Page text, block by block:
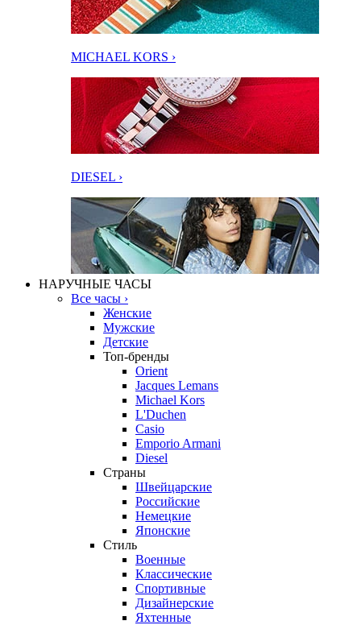
MICHAEL KORS ›
DIESEL ›
НАРУЧНЫЕ ЧАСЫ
Все часы ›
Женские
Мужские
Детские
Топ-бренды
Orient
Jacques Lemans
Michael Kors
L'Duchen
Casio
Emporio Armani
Diesel
Страны
Швейцарские
Российские
Немецкие
Японские
Стиль
Военные
Классические
Спортивные
Дизайнерские
Яхтенные